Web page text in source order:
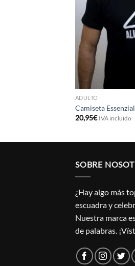
ADULTO
Camiseta
20,95€ IVA incluido
SOBRE
¿Hay algo más
escuadra y
Nuestra marca
de palabras.